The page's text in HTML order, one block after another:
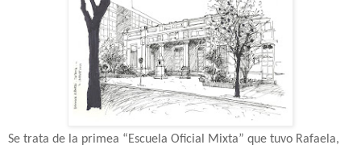
Se trata de la primea “Escuela Oficial Mixta” que tuvo Rafaela,